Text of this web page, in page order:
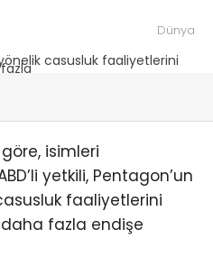
Dünya
isimleri
yetkili, Pentagon’un
faaliyetlerini
fazla endişe